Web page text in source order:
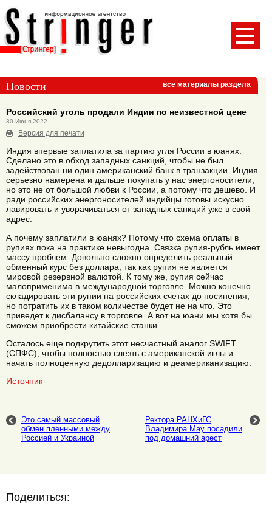
Новости все материалы раздела
Российский уголь продали Индии по неизвестной цене
30 Июня 2022
Версия для печати
Индия впервые заплатила за партию угля России в юанях.
Сделано это в обход западных санкций, чтобы не был
задействован ни один американский банк в транзакции. Индия
серьезно намерена и дальше покупать у нас энергоносители,
но это не от большой любви к России, а потому что дешево. И
ради российских энергоносителей индийцы готовы искусно
лавировать и уворачиваться от западных санкций уже в свой
адрес.
А почему заплатили в юанях? Потому что схема оплаты в
рупиях пока на практике невыгодна. Связка рупия-рубль имеет
массу проблем. Довольно сложно определить реальный
обменный курс без доллара, так как рупия не является
мировой резервной валютой. К тому же, рупия сейчас
малоприменима в международной торговле. Можно конечно
складировать эти рупии на российских счетах до посинения,
но потратить их в таком количестве будет не на что. Это
приведет к дисбалансу в торговле. А вот на юани мы хотя бы
сможем приобрести китайские станки.
Осталось еще подкрутить этот несчастный аналог SWIFT
(СПФС), чтобы полностью слезть с американской иглы и
начать полноценную дедолларизацию и деамериканизацию.
Источник
Это самый массовый
обмен пленными между
Россией и Украиной
Ректора РАНХиГС
Владимира Мау посадили
под домашний арест
Поделиться: